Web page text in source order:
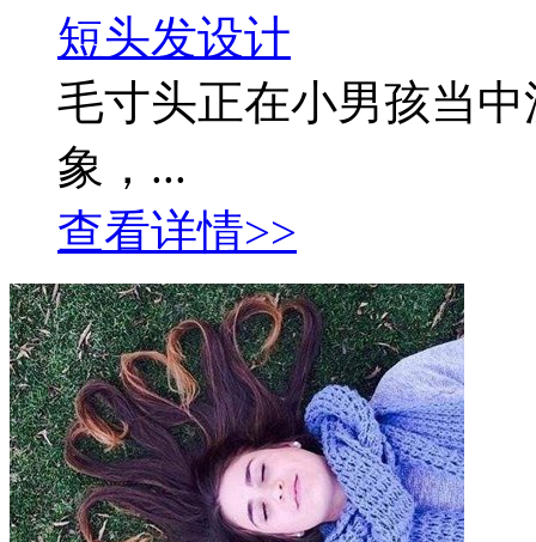
短头发设计
毛寸头正在小男孩当
象，...
查看详情>>